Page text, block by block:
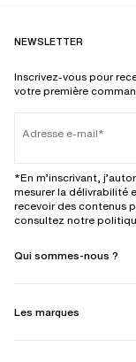
NEWSLETTER
Inscrivez-vous pour
votre première
Adresse e-mail
*En m’inscrivant,
mesurer la délivrabilité
recevoir des contenus
consultez notre
Qui sommes-nous ?
Les marques